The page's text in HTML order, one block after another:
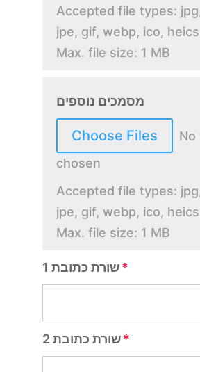
Accepted file types:
jpe, gif, webp, ico,
Max. file size: 1 MB
מסמכים נוספים
Choose Files
No
chosen
Accepted file types:
jpe, gif, webp, ico,
Max. file size: 1 MB
שורת כתובת 1
שורת כתובת 2